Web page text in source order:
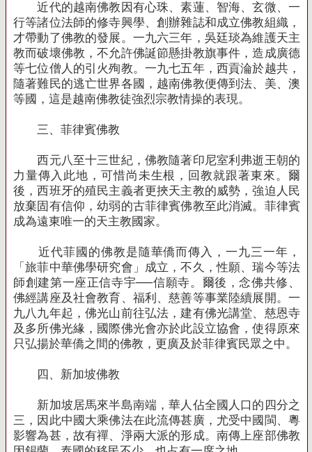
近代的越南佛教因有心珠、素蓮、智海、玄微、一
行等諸位法師的修寺興學、創辦雜誌和成立佛教組織，
才帶動了佛教的發展。一九六三年，吳廷琰為維護天主
教而破壞佛教，不允許佛誕節懸掛教旗事件，造成廣德
等七位僧人的引火殉教。一九七五年，西貢淪於越共，
隨著難民的逃亡世界各國，越南佛教便傳到法、美、澳
等國，這是越南佛教徒強烈宗教情操的表現。
三、菲律賓佛教
西元八至十三世紀，佛教隨著印尼室利弗逝王朝的
力量傳入此地，可惜尚未生根，回教就跟著東來。爾
後，西班牙的殖民主義者更挾天主教的威勢，強迫人民
放棄固有信仰，幼弱的古菲律賓佛教至此消滅。菲律賓
成為遠東唯一的天主教國家。
近代菲國的佛教是隨華僑而傳入，一九三一年，
「旅菲中華佛學研究會」成立，不久，性願、瑞今等法
師創建第一座正信寺宇──信願寺。爾後，念佛共修、
佛經講座及社會教育、福利、慈善等事業陸續展開。一
九八九年起，佛光山前往弘法，建有佛光講堂、慈恩寺
及多所佛光緣，國際佛光會亦於此設立協會，使得原來
只弘揚於華僑之間的佛教，更廣及於菲律賓民眾之中。
四、新加坡佛教
新加坡居馬來半島南端，華人佔全國人口的四分之
三，因此中國大乘佛法在此流傳甚廣，尤受中國閩、粵
影響為甚，故有禪、淨兩大派的形成。南傳上座部佛教